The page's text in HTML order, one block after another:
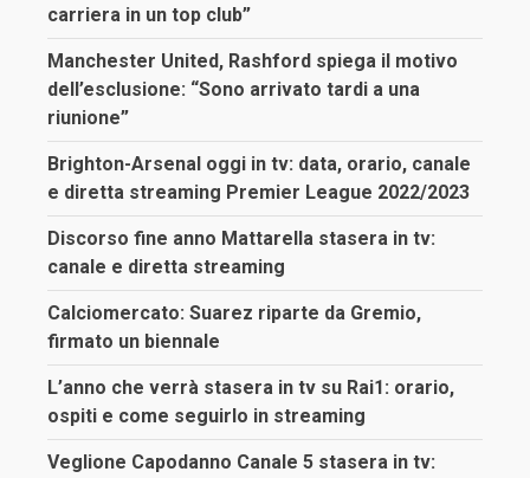
carriera in un top club”
Manchester United, Rashford spiega il motivo
dell’esclusione: “Sono arrivato tardi a una
riunione”
Brighton-Arsenal oggi in tv: data, orario, canale
e diretta streaming Premier League 2022/2023
Discorso fine anno Mattarella stasera in tv:
canale e diretta streaming
Calciomercato: Suarez riparte da Gremio,
firmato un biennale
L’anno che verrà stasera in tv su Rai1: orario,
ospiti e come seguirlo in streaming
Veglione Capodanno Canale 5 stasera in tv: